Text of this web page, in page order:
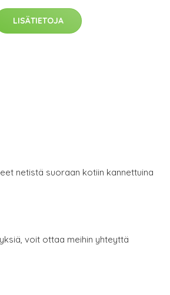
LISÄTIETOJA
netistä suoraan kotiin kannettuina
voit ottaa meihin yhteyttä